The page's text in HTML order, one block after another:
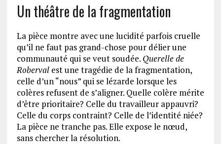
Un théâtre de la fragmentation
La pièce montre avec une lucidité parfois cruelle
qu’il ne faut pas grand-chose pour délier une
communauté qui se veut soudée. Querelle de
Robervalest une tragédie de la fragmentation,
celle d’un “nous” qui se lézarde lorsque les
colères refusent de s’aligner. Quelle colère mérite
d’être prioritaire? Celle du travailleur appauvri?
Celle du corps contraint? Celle de l’identité niée?
La pièce ne tranche pas. Elle expose le nœud,
sans chercher la résolution.